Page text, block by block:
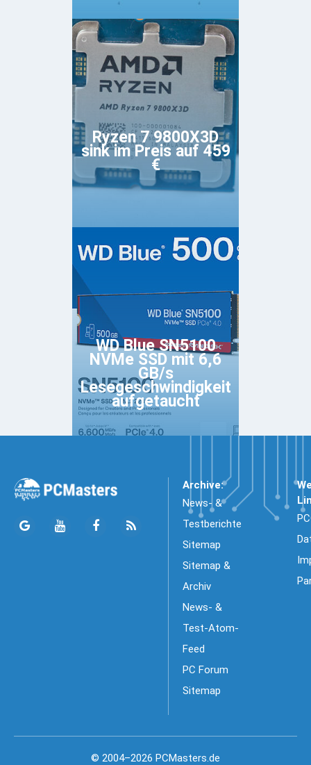
Ryzen 7 9800X3D
sink im Preis auf 459
€
WD Blue SN5100
NVMe SSD mit 6,6
GB/s
Lesegeschwindigkeit
aufgetaucht
Archive:
News- &
Testberichte
Sitemap
Sitemap &
Archiv
News- &
Test-Atom-
Feed
PC Forum
Sitemap
© 2004–2026 PCMasters.de